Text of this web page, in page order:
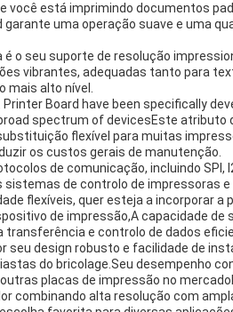
você está imprimindo documentos
uma operação suave e uma
o seu suporte de resolução
vibrantes, adequadas tanto para
mais alto nível.
Board have been specifically
spectrum of devicesEste atributo
flexível para muitas
os custos gerais de manutenção.
de comunicação, incluindo SPI,
de controlo de impressoras e
flexíveis, quer esteja a incorporar a
de impressão,A capacidade de
e controlo de dados
seu design robusto e facilidade de
do bricolage.Seu desempenho
placas de impressão no
combinando alta resolução com